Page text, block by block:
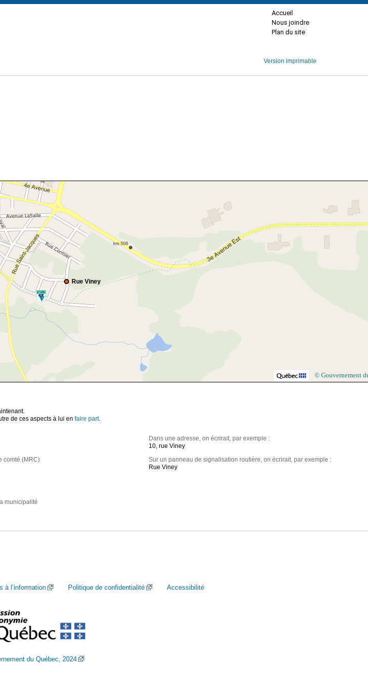
Accueil
Nous joindre
Plan du site
Version imprimable
Rue Viney
© Gouvernement
de ces aspects à lui en faire part.
comté (MRC)
municipalité
Dans une adresse, on écrirait, par exemple :
10, rue Viney
Sur un panneau de signalisation routière, on écrirait, par exemple :
Rue Viney
à l’information Politique de confidentialité Accessibilité
du Québec, 2024